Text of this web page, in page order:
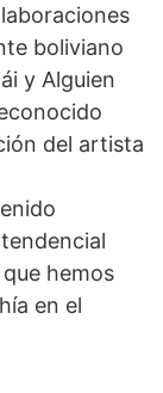
boliviano
y Alguien
del artista
hemos
en el